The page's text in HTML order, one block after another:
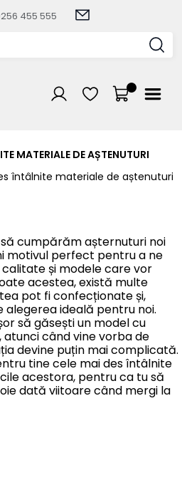
455 555
MATERIALE DE AȘTENUTURI
întâlnite materiale de aștenuturi
cumpărăm așternuturi noi
motivul perfect pentru a ne
și modele care vor
acestea, există multe
pot fi confecționate și,
alegerea ideală pentru noi.
să găsești un model cu
când vine vorba de
devine puțin mai complicată.
tine cele mai des întâlnite
acestora, pentru ca tu să
dată viitoare când mergi la